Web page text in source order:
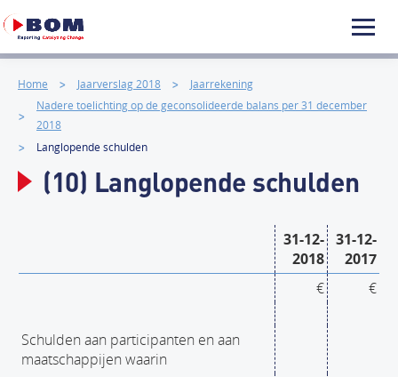
Home Jaarverslag 2018
Jaarrekening
Nadere toelichting op de geconsolideerde balans per 31 december
2018
Langlopende schulden
(10) Langlopende schulden
31-12-
2018
31-12-
2017
€
€
Schulden aan participanten en aan
maatschappijen waarin